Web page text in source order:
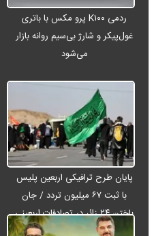
ردمی K۱۰۰ پرو مکس با باتری
غول‌پیکر و شارژ بی‌سیم روانه بازار
می‌شود
پایان طرح ترافیکی اربعین پلیس
با ثبت ۶۷ میلیون تردد / جان
باختن ۲۴ زائر در تصادفات اربعینی